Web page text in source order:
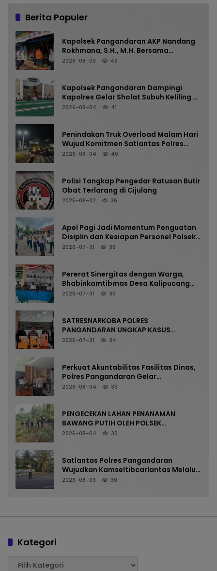
Berita Populer
Kapolsek Pangandaran AKP Nandang
Rokhmana, S.H., M.H. Bersama
Anggota Cek TKP Kebakaran Ruko
2026-08-03 49
Kapolsek Pangandaran Dampingi
Kapolres Gelar Sholat Subuh Keliling di
Masjid Jami Al-Furqon, Pererat
2026-08-04 41
Penindakan Truk Overload Malam Hari
Wujud Komitmen Satlantas Polres
Pangandaran Menjaga Keselamatan
2026-08-04 40
Polisi Tangkap Pengedar Ratusan Butir
Obat Terlarang di Cijulang
2026-08-02 36
Apel Pagi Jadi Momentum Penguatan
Disiplin dan Kesiapan Personel Polsek
Kalipucang
2026-07-31 36
Pererat Sinergitas dengan Warga,
Bhabinkamtibmas Desa Kalipucang
Ikuti Rangkaian Milangkala Desa ke-
2026-07-31 35
SATRESNARKOBA POLRES
PANGANDARAN UNGKAP KASUS
NARKOTIKA MELALUI PRESS RELEASE
2026-07-31 34
Perkuat Akuntabilitas Fasilitas Dinas,
Polres Pangandaran Gelar
Pemeriksaan Senpi Berkala
2026-08-04 33
PENGECEKAN LAHAN PENANAMAN
BAWANG PUTIH OLEH POLSEK
LANGKAPLANCAR DUKUNG PROGRAM
2026-08-04 30
Satlantas Polres Pangandaran
Wujudkan Kamseltibcarlantas Melalui
Pelayanan Arus Pagi
2026-08-03 30
Kategori